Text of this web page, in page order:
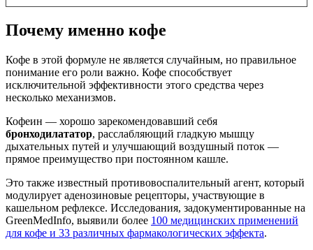
Почему именно кофе
Кофе в этой формуле не является случайным, но правильное
понимание его роли важно. Кофе способствует
исключительной эффективности этого средства через
несколько механизмов.
Кофеин — хорошо зарекомендовавший себя
бронходилататор, расслабляющий гладкую мышцу
дыхательных путей и улучшающий воздушный поток —
прямое преимущество при постоянном кашле.
Это также известный противовоспалительный агент, который
модулирует аденозиновые рецепторы, участвующие в
кашельном рефлексе. Исследования, задокументированные на
GreenMedInfo, выявили более 100 медицинских применений
для кофе и 33 различных фармакологических эффекта.